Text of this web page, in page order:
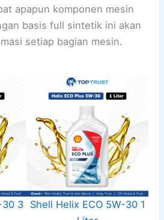
apapun komponen mesin
basis full sintetik ini akan
setiap bagian mesin.
30 3 Shell Helix ECO 5W-30 1